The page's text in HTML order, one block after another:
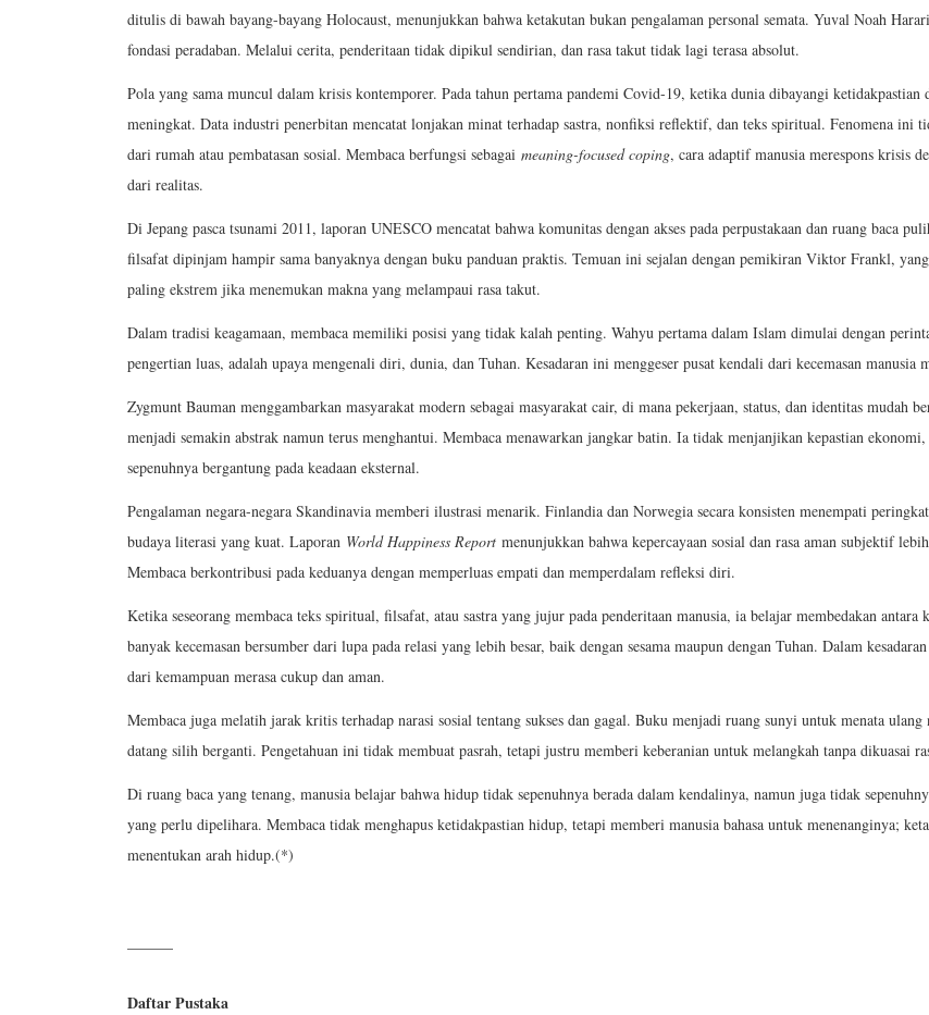
ditulis di bawah bayang-bayang Holocaust, menunjukkan bahwa ketakutan bukan pengalaman personal semata. Yuval Noah
fondasi peradaban. Melalui cerita, penderitaan tidak dipikul sendirian, dan rasa takut tidak lagi terasa absolut.
Pola yang sama muncul dalam krisis kontemporer. Pada tahun pertama pandemi Covid-19, ketika dunia dibayangi
meningkat. Data industri penerbitan mencatat lonjakan minat terhadap sastra, nonfiksi reflektif, dan teks spiritual. Fenomena ini
dari rumah atau pembatasan sosial. Membaca berfungsi sebagai meaning-focused coping, cara adaptif manusia merespons krisis
dari realitas.
Di Jepang pasca tsunami 2011, laporan UNESCO mencatat bahwa komunitas dengan akses pada perpustakaan dan ruang baca
filsafat dipinjam hampir sama banyaknya dengan buku panduan praktis. Temuan ini sejalan dengan pemikiran Viktor Frankl,
paling ekstrem jika menemukan makna yang melampaui rasa takut.
Dalam tradisi keagamaan, membaca memiliki posisi yang tidak kalah penting. Wahyu pertama dalam Islam dimulai dengan
pengertian luas, adalah upaya mengenali diri, dunia, dan Tuhan. Kesadaran ini menggeser pusat kendali dari kecemasan manusia
Zygmunt Bauman menggambarkan masyarakat modern sebagai masyarakat cair, di mana pekerjaan, status, dan identitas mudah
menjadi semakin abstrak namun terus menghantui. Membaca menawarkan jangkar batin. Ia tidak menjanjikan kepastian
sepenuhnya bergantung pada keadaan eksternal.
Pengalaman negara-negara Skandinavia memberi ilustrasi menarik. Finlandia dan Norwegia secara konsisten menempati
budaya literasi yang kuat. Laporan World Happiness Report menunjukkan bahwa kepercayaan sosial dan rasa aman subjektif
Membaca berkontribusi pada keduanya dengan memperluas empati dan memperdalam refleksi diri.
Ketika seseorang membaca teks spiritual, filsafat, atau sastra yang jujur pada penderitaan manusia, ia belajar membedakan
banyak kecemasan bersumber dari lupa pada relasi yang lebih besar, baik dengan sesama maupun dengan Tuhan. Dalam
dari kemampuan merasa cukup dan aman.
Membaca juga melatih jarak kritis terhadap narasi sosial tentang sukses dan gagal. Buku menjadi ruang sunyi untuk menata
datang silih berganti. Pengetahuan ini tidak membuat pasrah, tetapi justru memberi keberanian untuk melangkah tanpa dikuasai
Di ruang baca yang tenang, manusia belajar bahwa hidup tidak sepenuhnya berada dalam kendalinya, namun juga tidak
yang perlu dipelihara. Membaca tidak menghapus ketidakpastian hidup, tetapi memberi manusia bahasa untuk menenanginya;
menentukan arah hidup.(*)
Daftar Pustaka